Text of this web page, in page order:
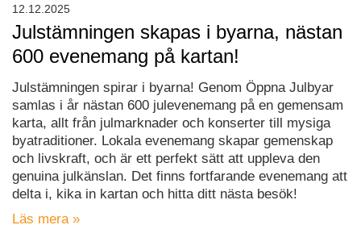
Julstämningen skapas i byarna, nästan
600 evenemang på kartan!
Julstämningen spirar i byarna! Genom Öppna Julbyar
samlas i år nästan 600 julevenemang på en gemensam
karta, allt från julmarknader och konserter till mysiga
byatraditioner. Lokala evenemang skapar gemenskap
och livskraft, och är ett perfekt sätt att uppleva den
genuina julkänslan. Det finns fortfarande evenemang att
delta i, kika in kartan och hitta ditt nästa besök!
Läs mera »
12.12.2025